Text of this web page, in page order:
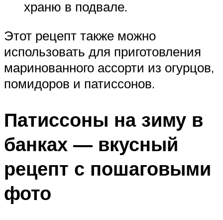
храню в подвале.
Этот рецепт также можно
использовать для приготовления
маринованного ассорти из огурцов,
помидоров и патиссонов.
Патиссоны на зиму в
банках — вкусный
рецепт с пошаговыми
фото